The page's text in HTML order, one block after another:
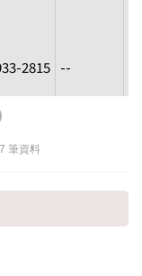
2815 --
5300 --
7 筆資料